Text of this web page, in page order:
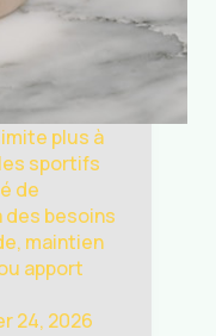
plus à
sportifs
de
besoins
maintien
apport
24, 2026